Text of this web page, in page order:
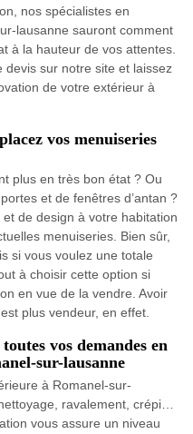
nos spécialistes en
lausanne sauront comment
à la hauteur de vos attentes.
devis sur notre site et laissez
de votre extérieur à
vos menuiseries
plus en très bon état ? Ou
et de fenêtres d’antan ?
de design à votre habitation
menuiseries. Bien sûr,
si vous voulez une totale
à choisir cette option si
en vue de la vendre. Avoir
plus vendeur, en effet.
vos demandes en
sur-lausanne
à Romanel-sur-
ravalement, crépi…
vous assure un niveau